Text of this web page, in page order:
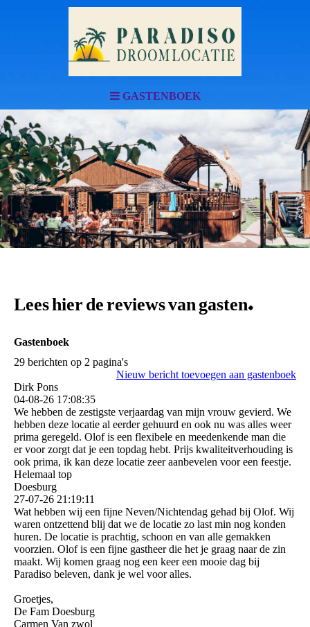
GASTENBOEK
Lees hier de reviews van gasten.
Gastenboek
29 berichten op 2 pagina's
Nieuw bericht toevoegen aan gastenboek
Dirk Pons
04-08-26 17:08:35
We hebben de zestigste verjaardag van mijn vrouw gevierd. We
hebben deze locatie al eerder gehuurd en ook nu was alles weer
prima geregeld. Olof is een flexibele en meedenkende man die
er voor zorgt dat je een topdag hebt. Prijs kwaliteitverhouding is
ook prima, ik kan deze locatie zeer aanbevelen voor een feestje.
Helemaal top
Doesburg
27-07-26 21:19:11
Wat hebben wij een fijne Neven/Nichtendag gehad bij Olof. Wij
waren ontzettend blij dat we de locatie zo last min nog konden
huren. De locatie is prachtig, schoon en van alle gemakken
voorzien. Olof is een fijne gastheer die het je graag naar de zin
maakt. Wij komen graag nog een keer een mooie dag bij
Paradiso beleven, dank je wel voor alles.
Groetjes,
De Fam Doesburg
Carmen Van zwol